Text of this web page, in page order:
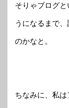
そりゃブログ
うになるまで
のかなと。
ちなみに、私